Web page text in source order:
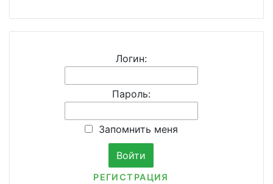
Логин:
Пароль:
Запомнить меня
РЕГИСТРАЦИЯ